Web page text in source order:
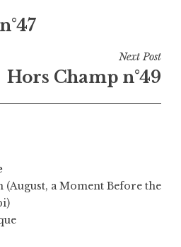
Next Post
Hors Champ n°49
(August, a Moment Before the